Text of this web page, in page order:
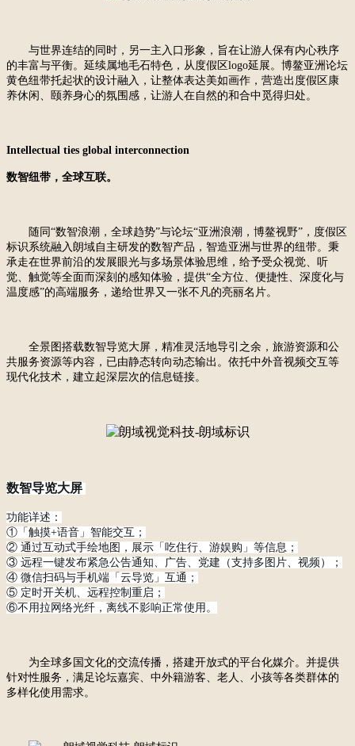
与世界连结的同时，另一主入口形象，旨在让游人保有内心秩序
的丰富与平衡。延续属地毛石特色，从度假区logo延展。博鳌亚洲论坛
黄色纽带托起状的设计融入，让整体表达美如画作，营造出度假区康
养休闲、颐养身心的氛围感，让游人在自然的和合中觅得归处。
Intellectual ties global interconnection
数智纽带，全球互联。
随同“数智浪潮，全球趋势”与论坛“亚洲浪潮，博鳌视野”，度假区
标识系统融入朗域自主研发的数智产品，智造亚洲与世界的纽带。秉
承走在世界前沿的发展眼光与多场景体验思维，给予受众视觉、听
觉、触觉等全面而深刻的感知体验，提供“全方位、便捷性、深度化与
温度感”的高端服务，递给世界又一张不凡的亮丽名片。
全景图搭载数智导览大屏，精准灵活地导引之余，旅游资源和公
共服务资源等内容，已由静态转向动态输出。依托中外音视频交互等
现代化技术，建立起深层次的信息链接。
数智导览大屏
功能详述：
①「触摸+语音」智能交互；
② 通过互动式手绘地图，展示「吃住行、游娱购」等信息；
③ 远程一键发布紧急公告通知、广告、党建（支持多图片、视频）；
④ 微信扫码与手机端「云导览」互通；
⑤ 定时开关机、远程控制重启；
⑥不用拉网络光纤，离线不影响正常使用。
为全球多国文化的交流传播 ， 搭建开放式的平台化媒介。 并提供
针对性服务，满足论坛嘉宾、 中外籍游客
老人、小孩等各类群体的
多样化使用需求。